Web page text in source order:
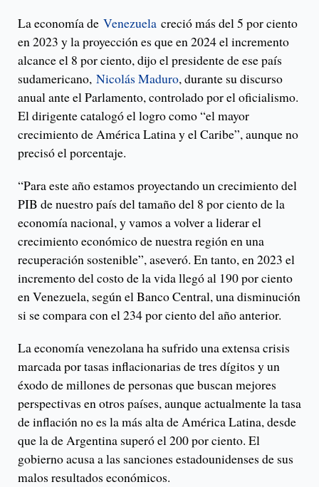
La economía de Venezuela creció más del 5 por ciento
en 2023 y la proyección es que en 2024 el incremento
alcance el 8 por ciento, dijo el presidente de ese país
sudamericano, Nicolás Maduro, durante su discurso
anual ante el Parlamento, controlado por el oficialismo.
El dirigente catalogó el logro como “el mayor
crecimiento de América Latina y el Caribe”, aunque no
precisó el porcentaje.
“Para este año estamos proyectando un crecimiento del
PIB de nuestro país del tamaño del 8 por ciento de la
economía nacional, y vamos a volver a liderar el
crecimiento económico de nuestra región en una
recuperación sostenible”, aseveró. En tanto, en 2023 el
incremento del costo de la vida llegó al 190 por ciento
en Venezuela, según el Banco Central, una disminución
si se compara con el 234 por ciento del año anterior.
La economía venezolana ha sufrido una extensa crisis
marcada por tasas inflacionarias de tres dígitos y un
éxodo de millones de personas que buscan mejores
perspectivas en otros países, aunque actualmente la tasa
de inflación no es la más alta de América Latina, desde
que la de Argentina superó el 200 por ciento. El
gobierno acusa a las sanciones estadounidenses de sus
malos resultados económicos.